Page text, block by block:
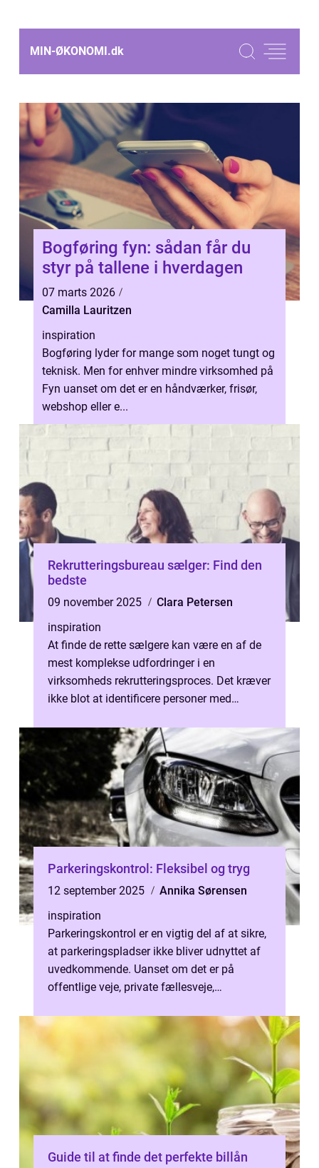
MIN-ØKONOMI.dk
Bogføring fyn: sådan får du
styr på tallene i hverdagen
07 marts 2026
Camilla Lauritzen
inspiration
Bogføring lyder for mange som noget tungt og
teknisk. Men for enhver mindre virksomhed på
Fyn uanset om det er en håndværker, frisør,
webshop eller e...
Rekrutteringsbureau sælger: Find den
bedste
09 november 2025
Clara Petersen
inspiration
At finde de rette sælgere kan være en af de
mest komplekse udfordringer i en
virksomheds rekrutteringsproces. Det kræver
ikke blot at identificere personer med
Parkeringskontrol: Fleksibel og tryg
12 september 2025
Annika Sørensen
inspiration
Parkeringskontrol er en vigtig del af at sikre,
at parkeringspladser ikke bliver udnyttet af
uvedkommende. Uanset om det er på
offentlige veje, private fællesveje,
Guide til at finde det perfekte billån